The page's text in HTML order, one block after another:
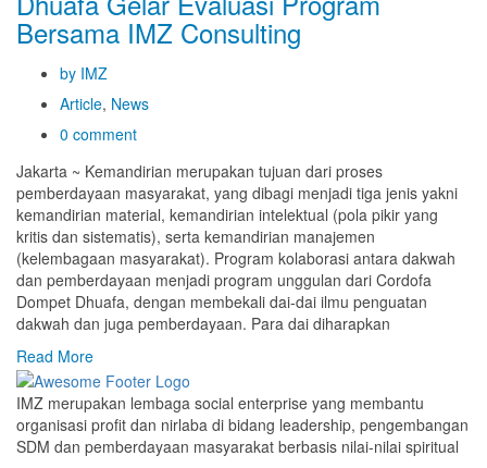
Bersama IMZ Consulting
by IMZ
Article, News
0 comment
Jakarta ~ Kemandirian merupakan tujuan dari proses
pemberdayaan masyarakat, yang dibagi menjadi tiga jenis yakni
kemandirian material, kemandirian intelektual (pola pikir yang
kritis dan sistematis), serta kemandirian manajemen
(kelembagaan masyarakat). Program kolaborasi antara dakwah
dan pemberdayaan menjadi program unggulan dari Cordofa
Dompet Dhuafa, dengan membekali dai-dai ilmu penguatan
dakwah dan juga pemberdayaan. Para dai diharapkan
Read More
IMZ merupakan lembaga social enterprise yang membantu
organisasi profit dan nirlaba di bidang leadership, pengembangan
SDM dan pemberdayaan masyarakat berbasis nilai-nilai spiritual